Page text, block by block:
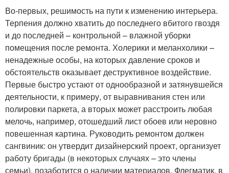
Во-первых, решимость на пути к изменению интерьера.
Терпения должно хватить до последнего вбитого гвоздя
и до последней – контрольной – влажной уборки
помещения после ремонта. Холерики и меланхолики –
ненадежные особы, на которых давление сроков и
обстоятельств оказывает деструктивное воздействие.
Первые быстро устают от однообразной и затянувшейся
деятельности, к примеру, от выравнивания стен или
полировки паркета, а вторых может расстроить любая
мелочь, например, отошедший лист обоев или неровно
повешенная картина. Руководить ремонтом должен
сангвиник: он утвердит дизайнерский проект, организует
работу бригады (в некоторых случаях – это члены
семьи), позаботится о наличии материалов. Флегматик, в